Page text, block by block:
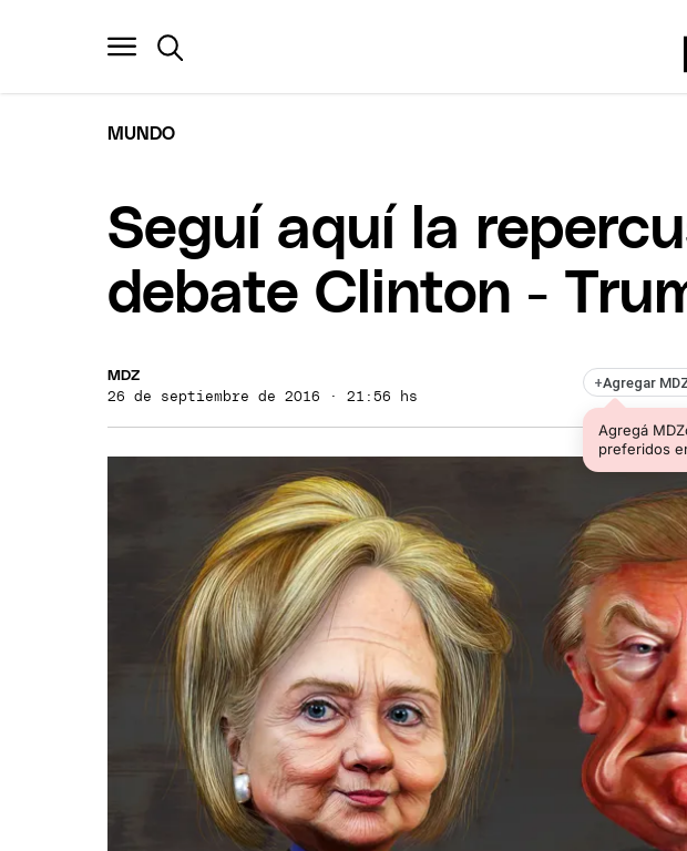
MUNDO
Seguí aquí la
debate Clinton -
MDZ
26 de septiembre de 2016 · 21:56 hs
+Agregar
Agregá
preferidos